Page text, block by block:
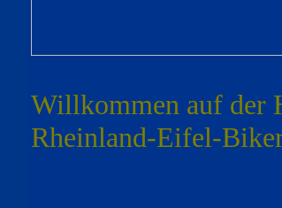
Willkommen auf der
Rheinland-Eifel-